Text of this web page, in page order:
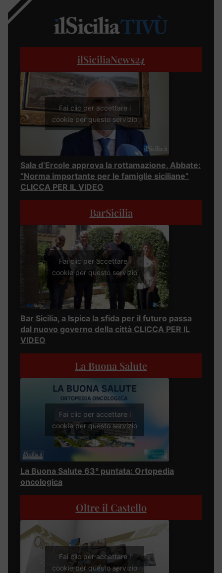
ilSiciliaNews24
Fai clic per accettare i
cookie per questo servizio
Sala d’Ercole approva la rottamazione, Abbate:
“Norma importante per le famiglie siciliane”
CLICCA PER IL VIDEO
BarSicilia
Fai clic per accettare i
cookie per questo servizio
Bar Sicilia, a Ispica la sfida per il futuro passa
dal nuovo governo della città CLICCA PER IL
VIDEO
La Buona Salute
Fai clic per accettare i
cookie per questo servizio
La Buona Salute 63° puntata: Ortopedia
oncologica
Oltre il Castello
Fai clic per accettare i
cookie per questo servizio